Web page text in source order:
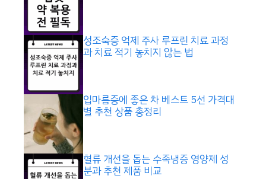
성조숙증 억제 주사 루프린 치료 과정
과 치료 적기 놓치지 않는 법
입마름증에 좋은 차 베스트 5선 가격대
별 추천 상품 총정리
혈류 개선을 돕는 수족냉증 영양제 성
분과 추천 제품 비교